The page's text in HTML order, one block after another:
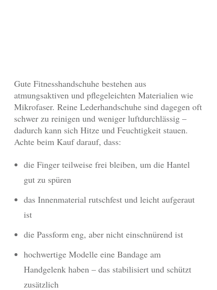
Gute Fitnesshandschuhe bestehen aus
atmungsaktiven und pflegeleichten Materialien wie
Mikrofaser. Reine Lederhandschuhe sind dagegen oft
schwer zu reinigen und weniger luftdurchlässig –
dadurch kann sich Hitze und Feuchtigkeit stauen.
Achte beim Kauf darauf, dass:
die Finger teilweise frei bleiben, um die Hantel
gut zu spüren
das Innenmaterial rutschfest und leicht aufgeraut
ist
die Passform eng, aber nicht einschnürend ist
hochwertige Modelle eine Bandage am
Handgelenk haben – das stabilisiert und schützt
zusätzlich